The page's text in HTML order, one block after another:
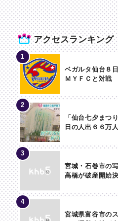
アクセスランキング
ベガルタ仙台８
ＭＹＦＣと対戦
「仙台七夕まつ
日の人出６６万人
宮城・石巻市の
高橋が破産開始
宮城県富谷市の